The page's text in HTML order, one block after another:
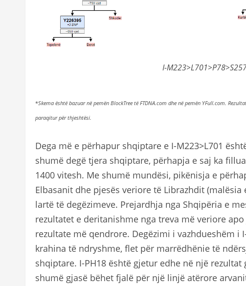
I-
*Skema është bazuar në pemën BlockTree të FTDNA.com dhe në pemën YFull.com.
paraqitur për thjeshtësi.
Dega më e përhapur shqiptare e I-M223>L701
shumë degë tjera shqiptare, përhapja e saj ka
1400 vitesh. Me shumë mundësi, pikënisja e
Elbasanit dhe pjesës veriore të Librazhdit
lartë të degëzimeve. Prejardhja nga Shqipëria e
rezultatet e deritanishme nga treva më veriore
rezultate më qendrore. Degëzimi i vazhdueshëm i
krahina të ndryshme, flet për marrëdhënie të
shqiptare. I-PH18 është gjetur edhe në një rezultat
shumë gjasë bëhet fjalë për një linjë atërore